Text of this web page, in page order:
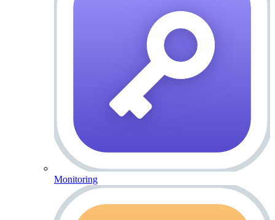
Monitoring